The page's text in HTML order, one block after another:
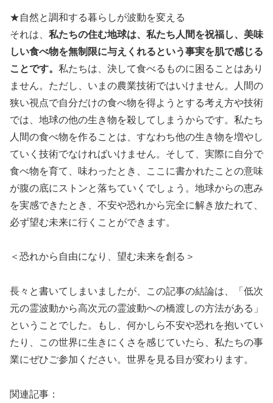
★自然と調和する暮らしが波動を変える
それは、 私たちの住む地球は、私たち人間を祝福し、美味
しい食べ物を無制限に与えくれるという事実を肌で感じる
ことです。 私たちは、決して食べるものに困ることはあり
ません。ただし、いまの農業技術ではいけません。人間の
狭い視点で自分だけの食べ物を得ようとする考え方や技術
では、地球の他の生き物を殺してしまうからです。私たち
人間の食べ物を作ることは、すなわち他の生き物を増やし
ていく技術でなければいけません。そして、実際に自分で
食べ物を育て、味わったとき、ここに書かれたことの意味
が腹の底にストンと落ちていくでしょう。地球からの恵み
を実感できたとき、不安や恐れから完全に解き放たれて、
必ず望む未来に行くことができます。
＜恐れから自由になり、望む未来を創る＞
長々と書いてしまいましたが、この記事の結論は、「低次
元の霊波動から高次元の霊波動への橋渡しの方法がある」
ということでした。もし、何かしら不安や恐れを抱いてい
たり、この世界に生きにくさを感じていたら、私たちの事
業にぜひご参加ください。世界を見る目が変わります。
関連記事：